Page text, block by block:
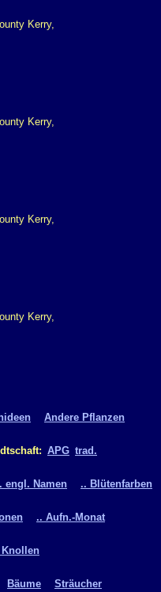
Andere Pflanzen
APG trad.
engl. Namen .. Blütenfarben
.. Aufn.-Monat
Bäume Sträucher